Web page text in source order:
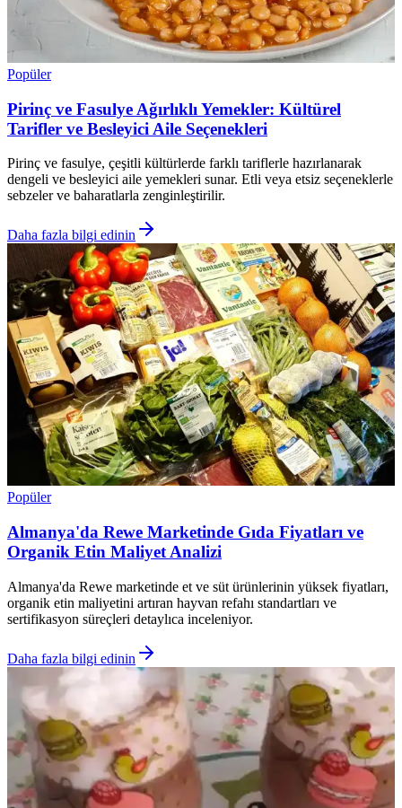
Popüler
Pirinç ve Fasulye Ağırlıklı Yemekler: Kültürel
Tarifler ve Besleyici Aile Seçenekleri
Pirinç ve fasulye, çeşitli kültürlerde farklı tariflerle hazırlanarak
dengeli ve besleyici aile yemekleri sunar. Etli veya etsiz seçeneklerle
sebzeler ve baharatlarla zenginleştirilir.
Daha fazla bilgi edinin
Popüler
Almanya'da Rewe Marketinde Gıda Fiyatları ve
Organik Etin Maliyet Analizi
Almanya'da Rewe marketinde et ve süt ürünlerinin yüksek fiyatları,
organik etin maliyetini artıran hayvan refahı standartları ve
sertifikasyon süreçleri detaylıca inceleniyor.
Daha fazla bilgi edinin